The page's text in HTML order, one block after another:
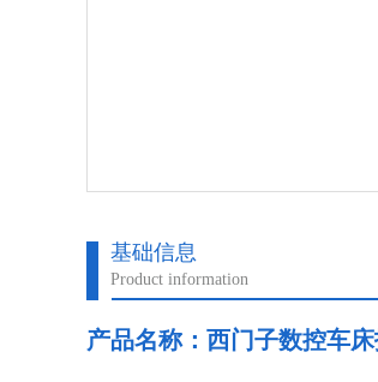
基础信息
Product information
产品名称： 西门子数控车